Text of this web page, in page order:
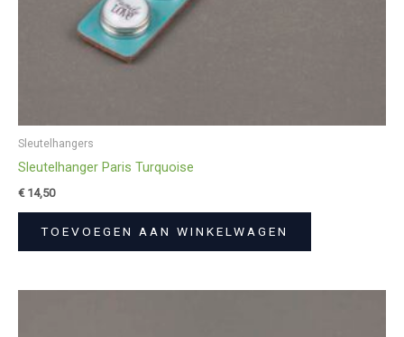
Sleutelhangers
Sleutelhanger Paris Turquoise
€14,50
TOEVOEGEN AAN WINKELWAGEN